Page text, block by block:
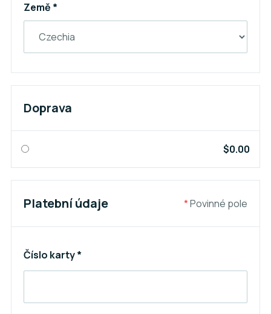
Země *
Doprava
$0.00
Platební údaje *Povinné pole
Číslo karty *